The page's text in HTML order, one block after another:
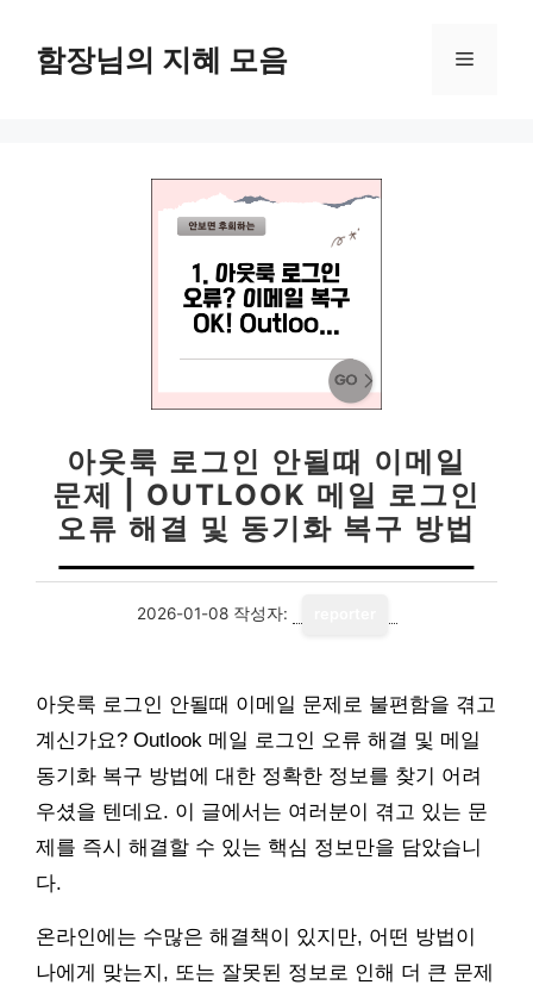
함장님의 지혜 모음 메
아웃룩 로그인 안될때 이메일
문제 | OUTLOOK 메일 로그인
오류 해결 및 동기화 복구 방법
2026-01-08 작성자:
아웃룩 로그인 안될때 이메일 문제로 불편함을 겪고
계신가요? Outlook 메일 로그인 오류 해결 및 메일
동기화 복구 방법에 대한 정확한 정보를 찾기 어려
우셨을 텐데요. 이 글에서는 여러분이 겪고 있는 문
제를 즉시 해결할 수 있는 핵심 정보만을 담았습니
다.
온라인에는 수많은 해결책이 있지만, 어떤 방법이
나에게 맞는지, 또는 잘못된 정보로 인해 더 큰 문제